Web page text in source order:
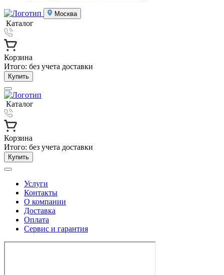
Москва
Каталог
Корзина
Итого: без учета доставки
Купить
Каталог
Корзина
Итого: без учета доставки
Купить
Услуги
Контакты
О компании
Доставка
Оплата
Сервис и гарантия